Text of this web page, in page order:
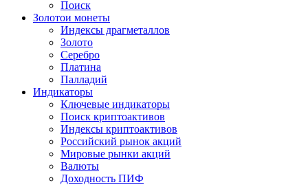
Поиск
Золотои монеты
Индексы драгметаллов
Золото
Серебро
Платина
Палладий
Индикаторы
Ключевые индикаторы
Поиск криптоактивов
Индексы криптоактивов
Российский рынок акций
Мировые рынки акций
Валюты
Доходность ПИФ